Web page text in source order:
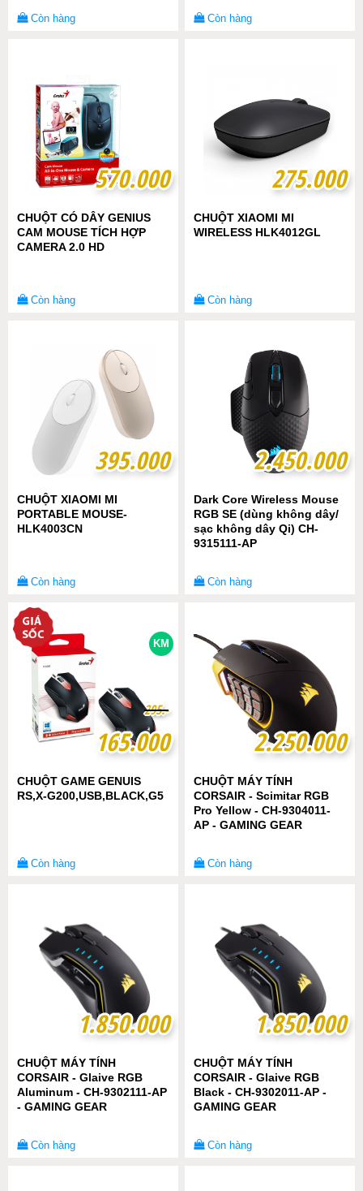
Còn hàng Còn hàng
570.000
570.000
CHUỘT CÓ DÂY GENIUS
CAM MOUSE TÍCH HỢP
CAMERA 2.0 HD
Còn hàng
275.000
275.000
CHUỘT XIAOMI MI
WIRELESS HLK4012GL
Còn hàng
395.000
395.000
CHUỘT XIAOMI MI
PORTABLE MOUSE-
HLK4003CN
Còn hàng
2.450.000
2.450.000
Dark Core Wireless Mouse
RGB SE (dùng không dây/
sạc không dây Qi) CH-
9315111-AP
Còn hàng
KM
165.000
165.000
295.-
295.-
CHUỘT GAME GENUIS
RS,X-G200,USB,BLACK,G5
Còn hàng
2.250.000
2.250.000
CHUỘT MÁY TÍNH
CORSAIR - Scimitar RGB
Pro Yellow - CH-9304011-
AP - GAMING GEAR
Còn hàng
1.850.000
1.850.000
CHUỘT MÁY TÍNH
CORSAIR - Glaive RGB
Aluminum - CH-9302111-AP
- GAMING GEAR
Còn hàng
1.850.000
1.850.000
CHUỘT MÁY TÍNH
CORSAIR - Glaive RGB
Black - CH-9302011-AP -
GAMING GEAR
Còn hàng